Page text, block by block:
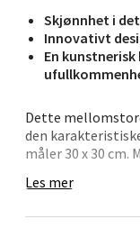
Skjønnhet i
Innovativt
En
Dette
den
måler 30 x 30 cm.
til borddekkingen.
Les mer
Ålesund -
Åpent i dag
0 i butikk